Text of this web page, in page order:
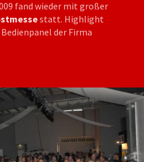
fand wieder mit großer
statt. Highlight
der Firma